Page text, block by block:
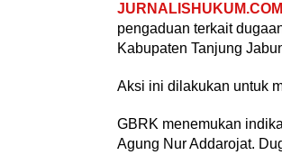
JURNALISHUKUM.COM
pengaduan terkait
Kabupaten Tanjung
Aksi ini dilakukan untuk
GBRK menemukan
Agung Nur Addarojat.